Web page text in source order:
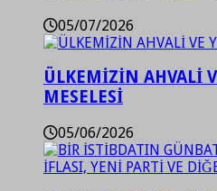
05/07/2026
ÜLKEMİZİN AHVALİ
MESELESİ
05/06/2026